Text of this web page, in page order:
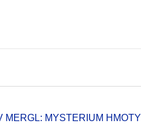
MERGL: MYSTERIUM HMOTY